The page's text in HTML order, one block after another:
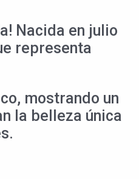
Nacida en julio
representa
mostrando un
la belleza única